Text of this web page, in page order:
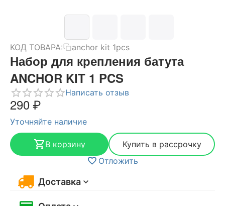
КОД ТОВАРА: anchor kit 1pcs
Набор для крепления батута
ANCHOR KIT 1 PCS
Написать отзыв
‍290‍₽
Уточняйте наличие
В корзину
Купить в рассрочку
Отложить
Доставка